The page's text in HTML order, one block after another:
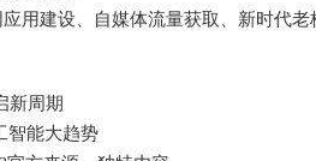
用建设、自媒体流量获取、新时代老
新周期
智能大趋势